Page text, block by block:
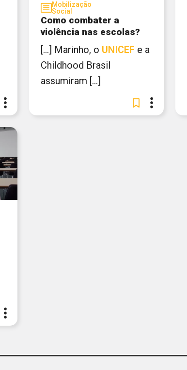
Mobilização
Social
Como combater a
violência nas escolas?
[...] Marinho, o UNICEF e a
Childhood Brasil
assumiram [...]